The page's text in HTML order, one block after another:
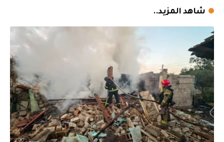
شاهد المزيد..